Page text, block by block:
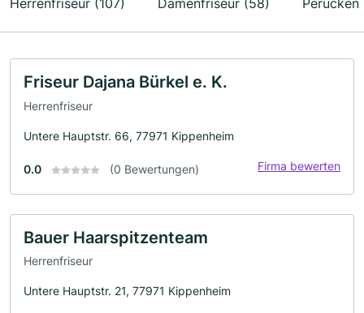
Herrenfriseur (107) Damenfriseur (58) Perücken
Friseur Dajana Bürkel e. K.
Herrenfriseur
Untere Hauptstr. 66, 77971 Kippenheim
0.0 (0 Bewertungen) Firma bewerten
Bauer Haarspitzenteam
Herrenfriseur
Untere Hauptstr. 21, 77971 Kippenheim